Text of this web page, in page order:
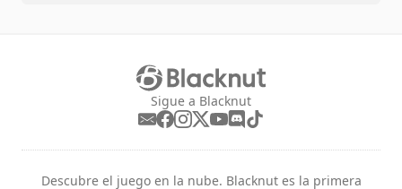
Sigue a Blacknut
Descubre el juego en la nube. Blacknut es la primera